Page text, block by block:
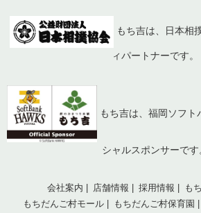
もち吉は、日本相
ィパートナーです。
もち吉は、福岡ソフト
シャルスポンサーです
会社案内 店舗情報 採用情報
も
もちだんご村モール
もちだんご村保育園